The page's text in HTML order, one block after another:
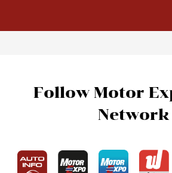
Follow Motor
Network